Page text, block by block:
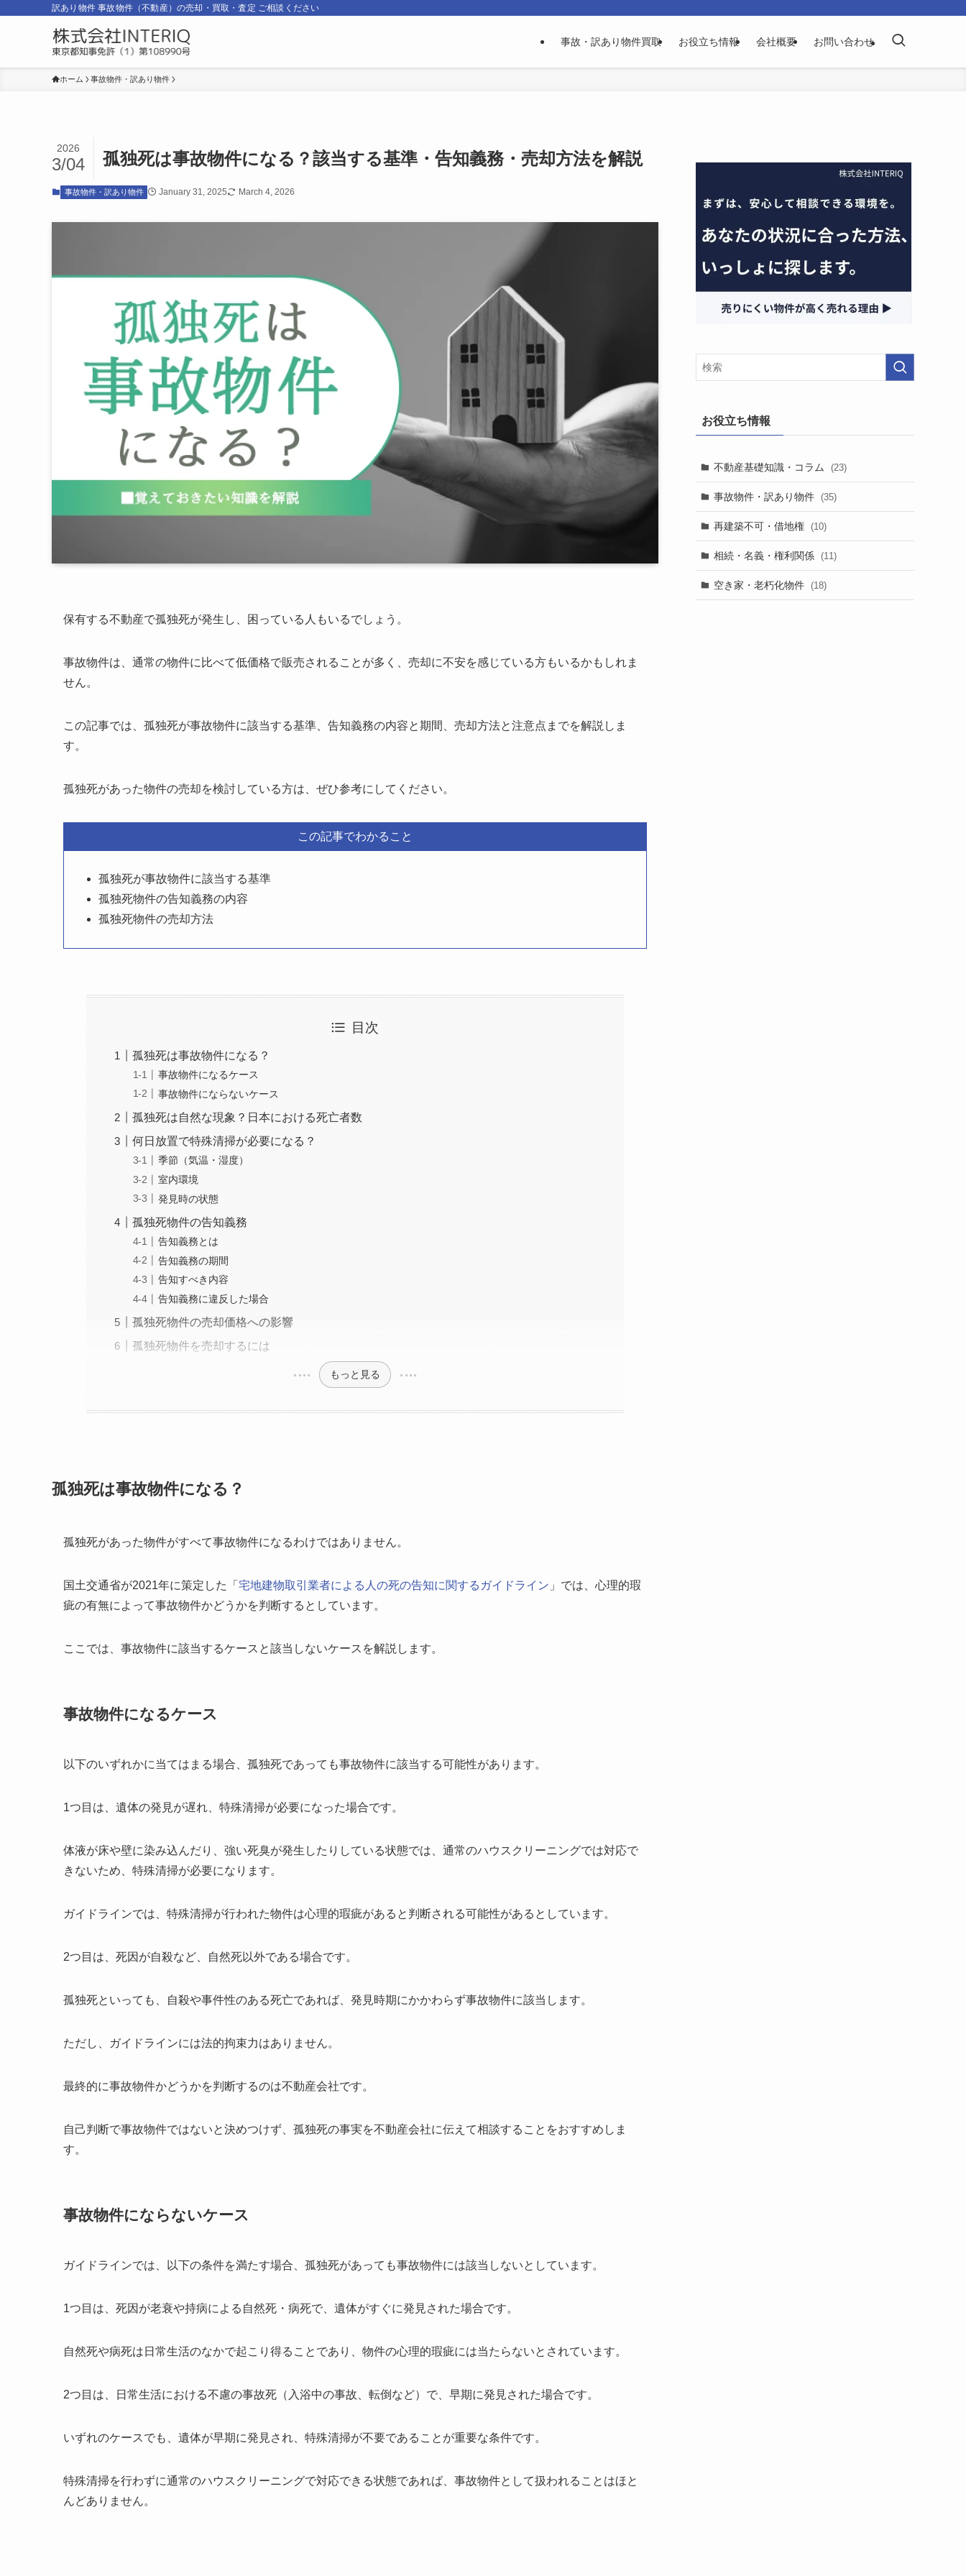
訳あり物件 事故物件（不動産）の売却・買取・査定 ご相談ください
事故・訳あり物件買取 お役立ち情報 会社概要 お問い合わせ
ホーム 事故物件・訳あり物件
孤独死は事故物件になる？該当する基準・告知義務・売却方法を解説
2026
3/04
事故物件・訳あり物件 January 31, 2025 March 4, 2026
保有する不動産で孤独死が発生し、困っている人もいるでしょう。
事故物件は、通常の物件に比べて低価格で販売されることが多く、売却に不安を感じている方もいるかもしれま
せん。
この記事では、孤独死が事故物件に該当する基準、告知義務の内容と期間、売却方法と注意点までを解説しま
す。
孤独死があった物件の売却を検討している方は、ぜひ参考にしてください。
この記事でわかること
孤独死が事故物件に該当する基準
孤独死物件の告知義務の内容
孤独死物件の売却方法
目次
孤独死は事故物件になる？
事故物件になるケース
事故物件にならないケース
孤独死は自然な現象？日本における死亡者数
何日放置で特殊清掃が必要になる？
季節（気温・湿度）
室内環境
発見時の状態
孤独死物件の告知義務
告知義務とは
告知義務の期間
告知すべき内容
告知義務に違反した場合
孤独死物件の売却価格への影響
孤独死物件を売却するには
もっと見る
孤独死は事故物件になる？
孤独死があった物件がすべて事故物件になるわけではありません。
国土交通省が2021年に策定した「 宅地建物取引業者による人の死の告知に関するガイドライン 」では、心理的瑕
疵の有無によって事故物件かどうかを判断するとしています。
ここでは、事故物件に該当するケースと該当しないケースを解説します。
事故物件になるケース
以下のいずれかに当てはまる場合、孤独死であっても事故物件に該当する可能性があります。
1つ目は、遺体の発見が遅れ、特殊清掃が必要になった場合です。
体液が床や壁に染み込んだり、強い死臭が発生したりしている状態では、通常のハウスクリーニングでは対応で
きないため、特殊清掃が必要になります。
ガイドラインでは、特殊清掃が行われた物件は心理的瑕疵があると判断される可能性があるとしています。
2つ目は、死因が自殺など、自然死以外である場合です。
孤独死といっても、自殺や事件性のある死亡であれば、発見時期にかかわらず事故物件に該当します。
ただし、ガイドラインには法的拘束力はありません。
最終的に事故物件かどうかを判断するのは不動産会社です。
自己判断で事故物件ではないと決めつけず、孤独死の事実を不動産会社に伝えて相談することをおすすめしま
す。
事故物件にならないケース
ガイドラインでは、以下の条件を満たす場合、孤独死があっても事故物件には該当しないとしています。
1つ目は、死因が老衰や持病による自然死・病死で、遺体がすぐに発見された場合です。
自然死や病死は日常生活のなかで起こり得ることであり、物件の心理的瑕疵には当たらないとされています。
2つ目は、日常生活における不慮の事故死（入浴中の事故、転倒など）で、早期に発見された場合です。
いずれのケースでも、遺体が早期に発見され、特殊清掃が不要であることが重要な条件です。
特殊清掃を行わずに通常のハウスクリーニングで対応できる状態であれば、事故物件として扱われることはほと
んどありません。
お役立ち情報
不動産基礎知識・コラム (23)
事故物件・訳あり物件 (35)
再建築不可・借地権 (10)
相続・名義・権利関係 (11)
空き家・老朽化物件 (18)